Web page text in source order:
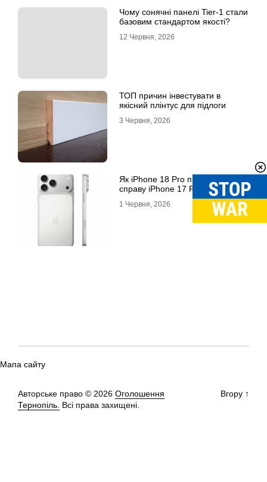
Чому сонячні панелі Tier-1 стали
базовим стандартом якості?
12 Червня, 2026
ТОП причин інвестувати в
якісний плінтус для підлоги
3 Червня, 2026
Як iPhone 18 Pro продовжить
справу iPhone 17 Pro Max
1 Червня, 2026
Мапа сайту
Авторське право © 2026 Оголошення
Тернопіль. Всі права захищені.
Вгору ↑